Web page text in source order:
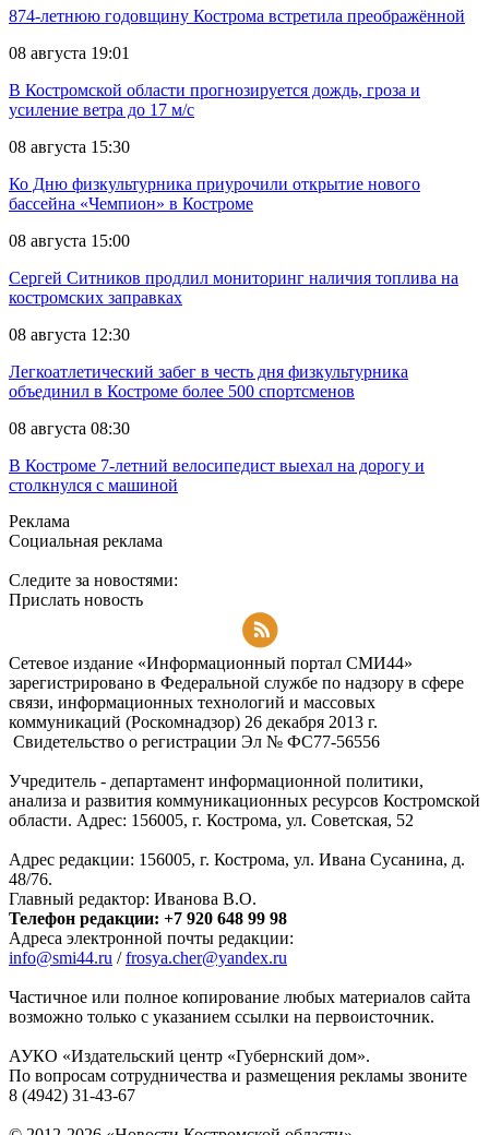
874-летнюю годовщину Кострома встретила преображённой
08 августа 19:01
В Костромской области прогнозируется дождь, гроза и
усиление ветра до 17 м/с
08 августа 15:30
Ко Дню физкультурника приурочили открытие нового
бассейна «Чемпион» в Костроме
08 августа 15:00
Сергей Ситников продлил мониторинг наличия топлива на
костромских заправках
08 августа 12:30
Легкоатлетический забег в честь дня физкультурника
объединил в Костроме более 500 спортсменов
08 августа 08:30
В Костроме 7-летний велосипедист выехал на дорогу и
столкнулся с машиной
Реклама
Социальная реклама
Следите за новостями:
Прислать новость
Сетевое издание «Информационный портал СМИ44»
зарегистрировано в Федеральной службе по надзору в сфере
связи, информационных технологий и массовых
коммуникаций (Роскомнадзор) 26 декабря 2013 г.
Свидетельство о регистрации Эл № ФC77-56556
Учредитель - департамент информационной политики,
анализа и развития коммуникационных ресурсов Костромской
области. Адрес: 156005, г. Кострома, ул. Советская, 52
Адрес редакции: 156005, г. Кострома, ул. Ивана Сусанина, д.
48/76.
Главный редактор: Иванова В.О.
Телефон редакции: +7 920 648 99 98
Адреса электронной почты редакции:
info@smi44.ru /frosya.cher@yandex.ru
Частичное или полное копирование любых материалов сайта
возможно только с указанием ссылки на первоисточник.
АУКО «Издательский центр «Губернский дом».
По вопросам сотрудничества и размещения рекламы звоните
8 (4942) 31-43-67